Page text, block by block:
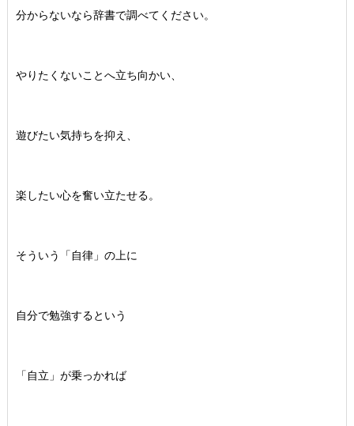
分からないなら辞書で調べてください。
やりたくないことへ立ち向かい、
遊びたい気持ちを抑え、
楽したい心を奮い立たせる。
そういう「自律」の上に
自分で勉強するという
「自立」が乗っかれば